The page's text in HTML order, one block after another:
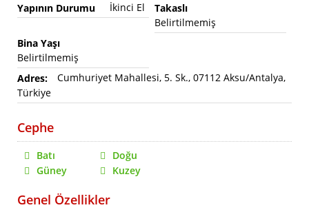
Yapının Durumu
İkinci El
Takaslı
Belirtilmemiş
Bina Yaşı
Belirtilmemiş
Adres:
Cumhuriyet Mahallesi, 5. Sk., 07112 Aksu/Antalya,
Türkiye
Cephe
Batı
Doğu
Güney
Kuzey
Genel Özellikler